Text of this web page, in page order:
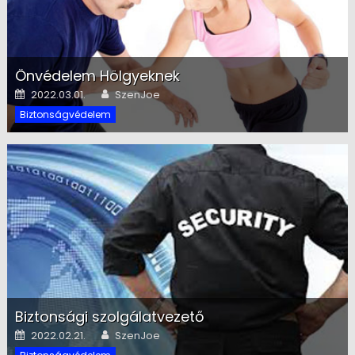
Önvédelem Hölgyeknek
Posted on
2022.03.01. Author
SzenJoe
Biztonságvédelem
Biztonsági szolgálatvezető
Posted on
2022.02.21. Author
SzenJoe